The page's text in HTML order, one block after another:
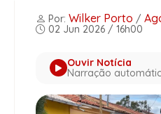
Por: Wilker Porto /
02 Jun 2026 / 16h00
Ouvir Notícia
Narração